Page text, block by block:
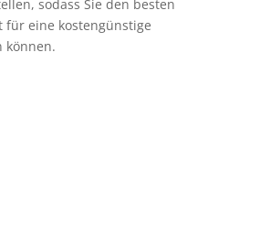
sodass Sie den besten
eine kostengünstige
können.